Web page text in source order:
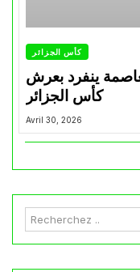
كأس الجزائر
ينفرد بعرش
كأس الجزائر
Avril 30, 2026